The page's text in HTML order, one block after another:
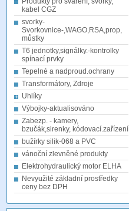
kabel CGZ
svorky-
Svorkovnice-,WAGO,RSA,prop,
můstky
T6 jednotky,signálky.-kontrolky
spínací prvky
Tepelné a nadproud.ochrany
Transformátory, Zdroje
Uhlíky
Výbojky-aktualisováno
Zabezp. - kamery,
bzučák,sirenky, kódovací.zařízení
bužírky silik-068 a PVC
vánoční zlevněné produkty
Elektrohydraulický motor ELHA
Nevyužité základní prostředky
ceny bez DPH